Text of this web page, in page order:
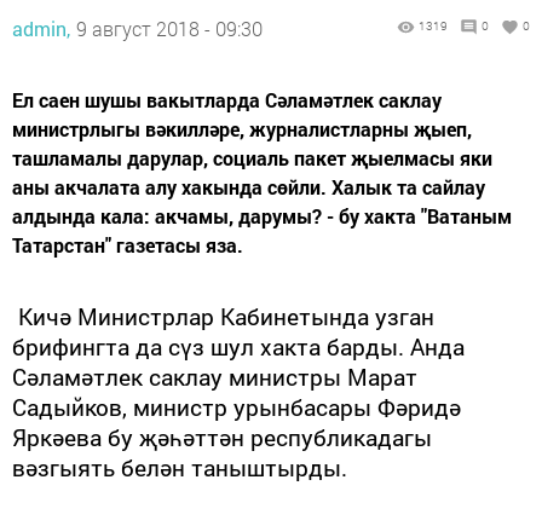
admin, 9 август 2018 - 09:30 1319 0 0
Ел саен шушы вакытларда Сәламәтлек саклау
министрлыгы вәкилләре, журналистларны җыеп,
ташламалы дарулар, социаль пакет җыелмасы яки
аны акчалата алу хакында сөйли. Халык та сайлау
алдында кала: акчамы, дарумы? - бу хакта "Ватаным
Татарстан" газетасы яза.
Кичә Министрлар Кабинетында узган
брифингта да сүз шул хакта барды. Анда
Сәламәтлек саклау министры Марат
Садыйков, министр урынбасары Фәридә
Яркәева бу җәһәттән республикадагы
вәзгыять белән таныштырды.